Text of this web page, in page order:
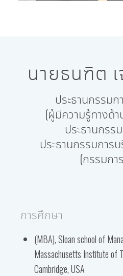
นายธนฑิต
ประธานกรรม
(ผู้มีความรู้ทางด้
ประธานกรร
ประธานกรรมการ
(กรรมกา
การศึกษา
(MBA), Sloan school of
Massachusetts Institute of
Cambridge, USA